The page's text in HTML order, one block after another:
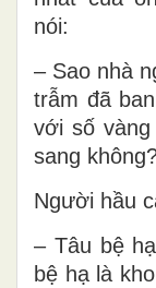
nói:
– Sao nhà
trẫm đã
với số
sang
Người hầu
– Tâu bệ
bệ hạ là